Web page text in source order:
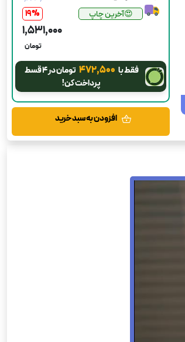
😍آخرین چاپ
19%
۱٬۵۳۱٬۰۰۰
تومان
فقط با ۴۷۲٬۵۰۰
تومان در ۴ قسط
پرداخت کن!
افزودن به سبد خرید